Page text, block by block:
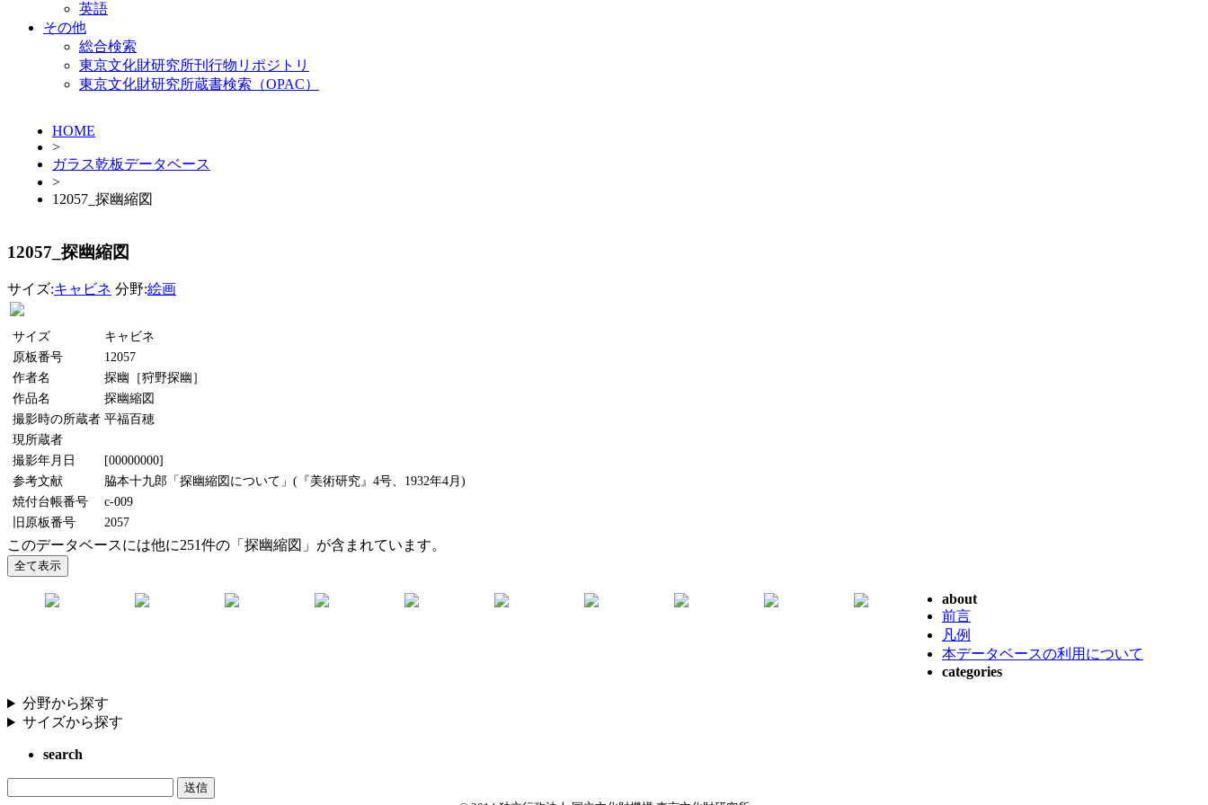
英語
その他
総合検索
東京文化財研究所刊行物リポジトリ
東京文化財研究所蔵書検索（OPAC）
HOME
>
ガラス乾板データベース
>
12057_探幽縮図
12057_探幽縮図
サイズ:キャビネ 分野:絵画
サイズ
キャビネ
原板番号
12057
作者名
探幽［狩野探幽］
作品名
探幽縮図
撮影時の所蔵者 平福百穂
現所蔵者
撮影年月日
[00000000]
参考文献
脇本十九郎「探幽縮図について」(『美術研究』4号、1932年4月)
焼付台帳番号
c-009
旧原板番号
2057
このデータベースには他に251件の「探幽縮図」が含まれています。
about
前言
凡例
本データベースの利用について
categories
分野から探す
サイズから探す
search